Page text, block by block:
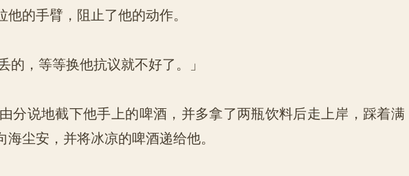
他的手臂，阻止了他的动作。
，等等换他抗议就不好了。」
分说地截下他手上的啤酒，并多拿了两瓶饮料后走上岸，踩着满
海尘安，并将冰凉的啤酒递给他。